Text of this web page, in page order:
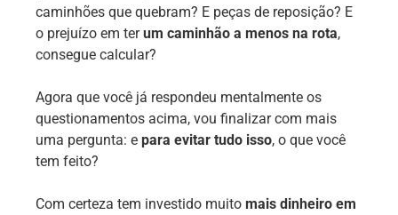
caminhões que quebram? E peças de reposição? E
o prejuízo em terum caminhão a menos na rota,
consegue calcular?
Agora que você já respondeu mentalmente os
questionamentos acima, vou finalizar com mais
uma pergunta: e para evitar tudo isso, o que você
tem feito?
Com certeza tem investido muito mais dinheiro em